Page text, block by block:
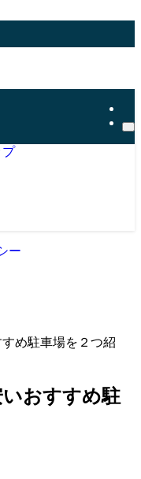
プ
ー
め駐車場を２つ紹
いおすすめ駐